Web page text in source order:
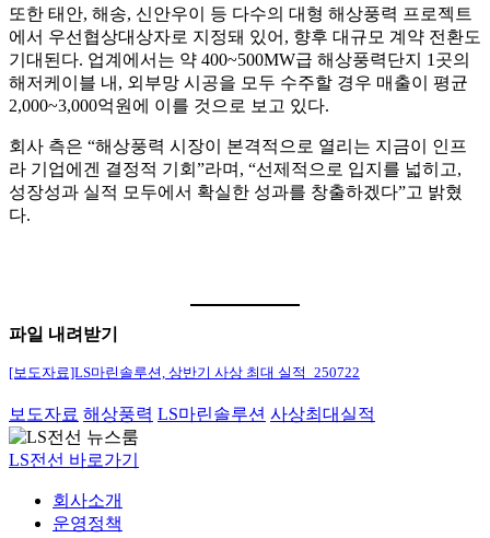
또한 태안, 해송, 신안우이 등 다수의 대형 해상풍력 프로젝트
에서 우선협상대상자로 지정돼 있어, 향후 대규모 계약 전환도
기대된다. 업계에서는 약 400~500MW급 해상풍력단지 1곳의
해저케이블 내, 외부망 시공을 모두 수주할 경우 매출이 평균
2,000~3,000억원에 이를 것으로 보고 있다.
회사 측은 “해상풍력 시장이 본격적으로 열리는 지금이 인프
라 기업에겐 결정적 기회”라며, “선제적으로 입지를 넓히고,
성장성과 실적 모두에서 확실한 성과를 창출하겠다”고 밝혔
다.
파일 내려받기
[보도자료]LS마린솔루션, 상반기 사상 최대 실적_250722
보도자료 해상풍력 LS마린솔루션 사상최대실적
LS전선 바로가기
회사소개
운영정책